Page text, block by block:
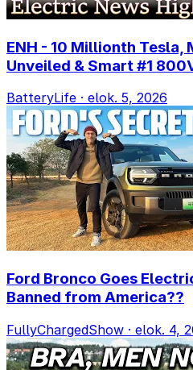
ENH - 10 Millionth Tesla,
Unveiled & Smart #1
BatteryLife · elok. 5, 2026
Ford Bronco Goes
Banned from America??
FullyChargedShow · elok. 4,